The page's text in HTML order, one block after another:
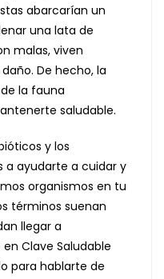
abarcarían un
una lata de
malas, viven
De hecho, la
la fauna
saludable.
y los
a ayudarte a cuidar y
organismos en tu
términos suenan
llegar a
Clave Saludable
para hablarte de